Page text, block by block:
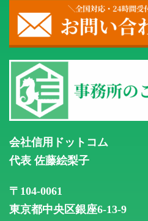
会社信用ドットコム
代表 佐藤絵梨子
〒104-0061
東京都中央区銀座6-13-9